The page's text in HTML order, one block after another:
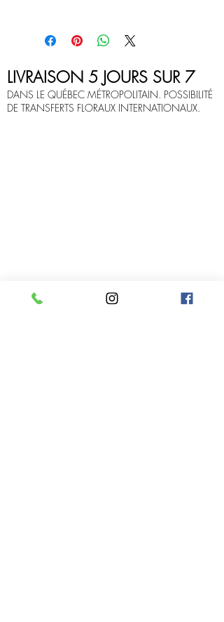
sujet à changement selon les saisons et
les disponibilités.
LIVRAISON 5 JOURS SUR 7
DANS LE QUÉBEC MÉTROPOLITAIN. POSSIBILITÉ
DE TRANSFERTS FLORAUX INTERNATIONAUX.